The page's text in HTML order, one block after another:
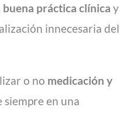
buena práctica clínica y
innecesaria del
o no medicación y
siempre en una